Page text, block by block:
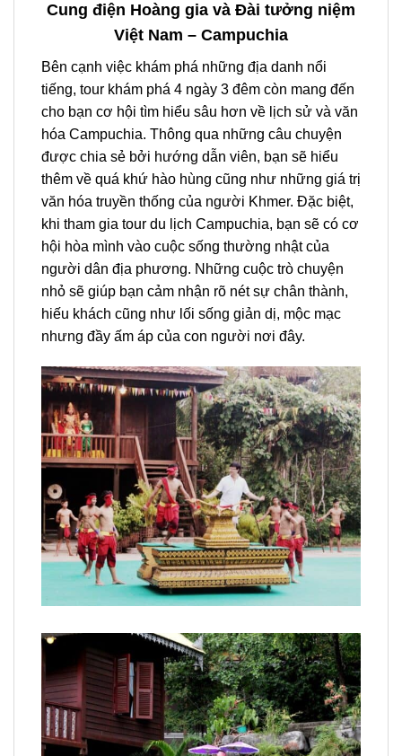
Cung điện Hoàng gia và Đài tưởng niệm
Việt Nam – Campuchia
Bên cạnh việc khám phá những địa danh nổi
tiếng, tour khám phá 4 ngày 3 đêm còn mang đến
cho bạn cơ hội tìm hiểu sâu hơn về lịch sử và văn
hóa Campuchia. Thông qua những câu chuyện
được chia sẻ bởi hướng dẫn viên, bạn sẽ hiểu
thêm về quá khứ hào hùng cũng như những giá trị
văn hóa truyền thống của người Khmer. Đặc biệt,
khi tham gia tour du lịch Campuchia, bạn sẽ có cơ
hội hòa mình vào cuộc sống thường nhật của
người dân địa phương. Những cuộc trò chuyện
nhỏ sẽ giúp bạn cảm nhận rõ nét sự chân thành,
hiếu khách cũng như lối sống giản dị, mộc mạc
nhưng đầy ấm áp của con người nơi đây.